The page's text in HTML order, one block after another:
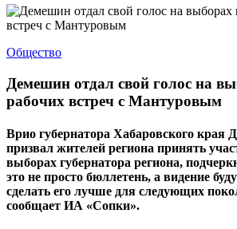
Общество
Демешин отдал свой голос на
рабочих встреч с Мантуровым
Врио губернатора Хабаровского
призвал жителей региона принять
выборах губернатора региона,
это не просто бюллетень, а видение
сделать его лучше для следующих
сообщает ИА «Сопки».